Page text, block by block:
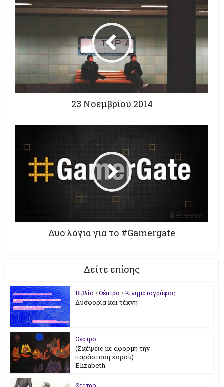
23 Νοεμβρίου 2014
Δυο λόγια για το #Gamergate
Δείτε επίσης
Βιβλίο • Θέατρο • Κινηματογράφος
Δυσφορία και τέχνη
Θέατρο
(Σκέψεις με αφορμή την
παράσταση χορού)
Elizabeth